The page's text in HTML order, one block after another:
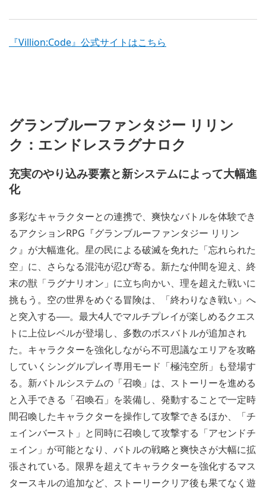
『Villion:Code』公式サイトはこちら
グランブルーファンタジー リリン
ク：エンドレスラグナロク
充実のやり込み要素と新システムによって大幅進
化
多彩なキャラクターとの連携で、爽快なバトルを体験でき
るアクションRPG『グランブルーファンタジー リリン
ク』が大幅進化。星の民による破滅を免れた「忘れられた
空」に、さらなる混沌が忍び寄る。新たな仲間を迎え、終
末の獣「ラグナリオン」に立ち向かい、理を超えた戦いに
挑もう。空の世界をめぐる冒険は、「終わりなき戦い」へ
と突入する──。最大4人でマルチプレイが楽しめるクエス
トに上位レベルが登場し、多数のボスバトルが追加され
た。キャラクターを強化しながら不可思議なエリアを攻略
していくシングルプレイ専用モード「極沌空所」も登場す
る。新バトルシステムの「召喚」は、ストーリーを進める
と入手できる「召喚石」を装備し、発動することで一定時
間召喚したキャラクターを操作して攻撃できるほか、「チ
ェインバースト」と同時に召喚して攻撃する「アセンドチ
ェイン」が可能となり、バトルの戦略と爽快さが大幅に拡
張されている。限界を超えてキャラクターを強化するマス
タースキルの追加など、ストーリークリア後も果てなく遊